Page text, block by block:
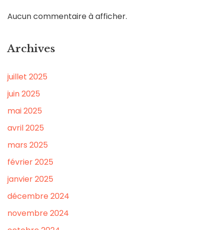
Aucun commentaire à afficher.
Archives
juillet 2025
juin 2025
mai 2025
avril 2025
mars 2025
février 2025
janvier 2025
décembre 2024
novembre 2024